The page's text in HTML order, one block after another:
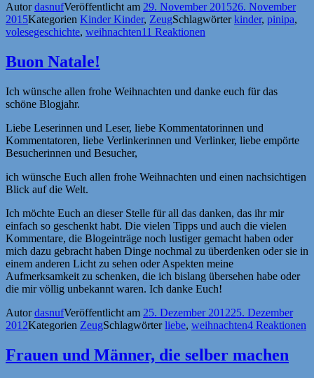
AutordasnufVeröffentlicht am 29. November 201526. November
2015Kategorien Kinder Kinder, ZeugSchlagwörterkinder, pinipa,
volesegeschichte, weihnachten11 Reaktionen
Buon Natale!
Ich wünsche allen frohe Weihnachten und danke euch für das
schöne Blogjahr.
Liebe Leserinnen und Leser, liebe Kommentatorinnen und
Kommentatoren, liebe Verlinkerinnen und Verlinker, liebe empörte
Besucherinnen und Besucher,
ich wünsche Euch allen frohe Weihnachten und einen nachsichtigen
Blick auf die Welt.
Ich möchte Euch an dieser Stelle für all das danken, das ihr mir
einfach so geschenkt habt. Die vielen Tipps und auch die vielen
Kommentare, die Blogeinträge noch lustiger gemacht haben oder
mich dazu gebracht haben Dinge nochmal zu überdenken oder sie in
einem anderen Licht zu sehen oder Aspekten meine
Aufmerksamkeit zu schenken, die ich bislang übersehen habe oder
die mir völlig unbekannt waren. Ich danke Euch!
AutordasnufVeröffentlicht am 25. Dezember 201225. Dezember
2012Kategorien ZeugSchlagwörterliebe, weihnachten4 Reaktionen
Frauen und Männer, die selber machen